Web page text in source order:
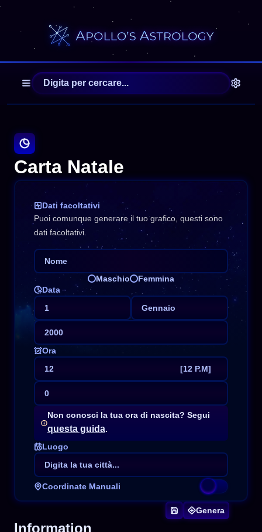
Carta Natale
Dati facoltativi
Puoi comunque generare il tuo grafico, questi sono
dati facoltativi.
Maschio
Femmina
Data
1
Gennaio
2000
Ora
12
[12 P.M]
0
[1 A.M]
3
5
[5 A.M]
6
[6 A.M]
[7 A.M]
0
Non conosci la tua ora di nascita? Segui
questa guida.
Luogo
Coordinate Manuali
Genera
Information